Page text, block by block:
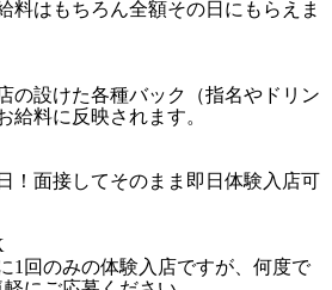
料はもちろん全額その日にもらえま
の設けた各種バック（指名やドリン
給料に反映されます。
！面接してそのまま即日体験入店可
1回のみの体験入店ですが、何度で